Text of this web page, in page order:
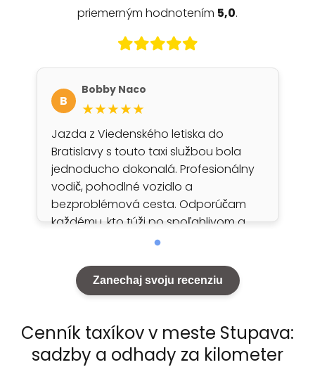
priemerným hodnotením 5,0.
B
Bobby Naco
★★★★★
Jazda z Viedenského letiska do
Bratislavy s touto taxi službou bola
jednoducho dokonalá. Profesionálny
vodič, pohodlné vozidlo a
bezproblémová cesta. Odporúčam
každému, kto túži po spoľahlivom a
príjemnom prevoze.
Zanechaj svoju recenziu
Cenník taxíkov v meste Stupava:
sadzby a odhady za kilometer